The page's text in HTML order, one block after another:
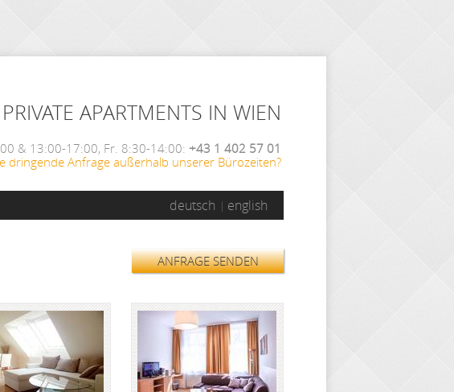
PRIVATE APARTMENTS IN WIEN
& 13:00-17:00, Fr. 8:30-14:00: +43 1 402 57 01
dringende Anfrage außerhalb unserer Bürozeiten?
deutsch english
ANFRAGE SENDEN